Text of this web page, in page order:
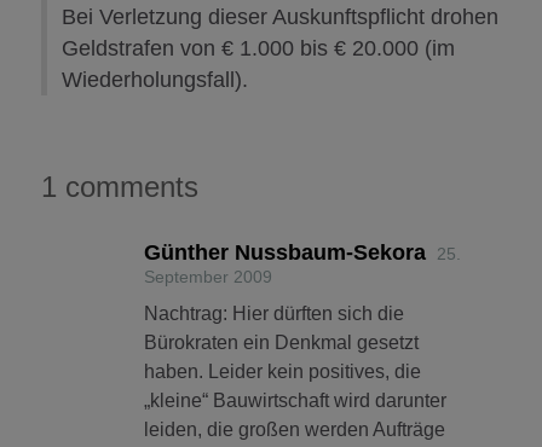
Bei Verletzung dieser Auskunftspflicht drohen
Geldstrafen von € 1.000 bis € 20.000 (im
Wiederholungsfall).
1 comments
Günther Nussbaum-Sekora
25.
September 2009
Nachtrag: Hier dürften sich die
Bürokraten ein Denkmal gesetzt
haben. Leider kein positives, die
„kleine“ Bauwirtschaft wird darunter
leiden, die großen werden Aufträge